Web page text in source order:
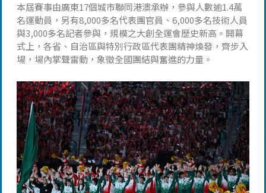
本屆賽事由廣東17個城市聯同港澳承辦，參與人數逾1.4萬
名運動員，另有8,000多名代表團官員、6,000多名技術人員
與3,000多名記者參與，規模之大創全運會歷史新高。開幕
式上，各省、自治區與特別行政區代表團精神煥發，齊步入
場，場內掌聲雷動，象徵全國團結與奮進的力量。